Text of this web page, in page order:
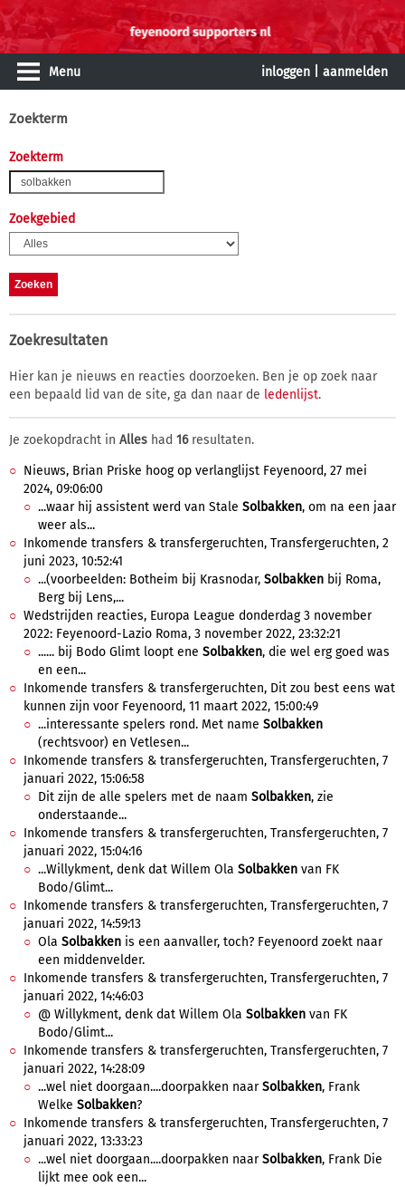
Menu inloggen aanmelden
Zoekterm
Zoekterm
Zoekgebied
Zoekresultaten
Hier kan je nieuws en reacties doorzoeken. Ben je op zoek naar
een bepaald lid van de site, ga dan naar de ledenlijst.
Je zoekopdracht in Alles had 16resultaten.
Nieuws, Brian Priske hoog op verlanglijst Feyenoord, 27 mei
2024, 09:06:00
...waar hij assistent werd van Stale Solbakken, om na een jaar
weer als...
Inkomende transfers & transfergeruchten, Transfergeruchten, 2
juni 2023, 10:52:41
...(voorbeelden: Botheim bij Krasnodar, Solbakken bij Roma,
Berg bij Lens,...
Wedstrijden reacties, Europa League donderdag 3 november
2022: Feyenoord-Lazio Roma, 3 november 2022, 23:32:21
...... bij Bodo Glimt loopt ene Solbakken, die wel erg goed was
en een...
Inkomende transfers & transfergeruchten, Dit zou best eens wat
kunnen zijn voor Feyenoord, 11 maart 2022, 15:00:49
...interessante spelers rond. Met name Solbakken
(rechtsvoor) en Vetlesen...
Inkomende transfers & transfergeruchten, Transfergeruchten, 7
januari 2022, 15:06:58
Dit zijn de alle spelers met de naam Solbakken, zie
onderstaande...
Inkomende transfers & transfergeruchten, Transfergeruchten, 7
januari 2022, 15:04:16
...Willykment, denk dat Willem Ola Solbakken van FK
Bodo/Glimt...
Inkomende transfers & transfergeruchten, Transfergeruchten, 7
januari 2022, 14:59:13
Ola Solbakken is een aanvaller, toch? Feyenoord zoekt naar
een middenvelder.
Inkomende transfers & transfergeruchten, Transfergeruchten, 7
januari 2022, 14:46:03
@ Willykment, denk dat Willem Ola Solbakken van FK
Bodo/Glimt...
Inkomende transfers & transfergeruchten, Transfergeruchten, 7
januari 2022, 14:28:09
...wel niet doorgaan....doorpakken naarSolbakken, Frank
Welke Solbakken?
Inkomende transfers & transfergeruchten, Transfergeruchten, 7
januari 2022, 13:33:23
...wel niet doorgaan....doorpakken naarSolbakken, Frank Die
lijkt mee ook een...